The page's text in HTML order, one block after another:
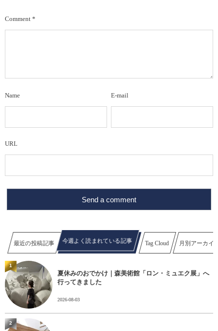
Comment *
Name E-mail
URL
最近の投稿記事 今週よく読まれている記事 Tag Cloud 月別アーカイ
夏休みのおでかけ｜森美術館「ロン・ミュエク展」へ
行ってきました
2026-08-03
1
2